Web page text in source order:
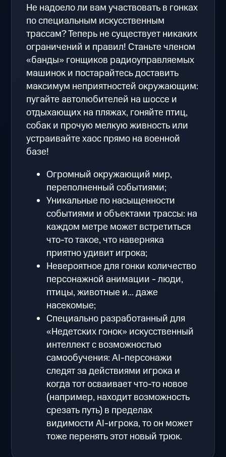
Не надоело ли вам участвовать в гонках
по специальным искусственным
трассам? Теперь не существует никаких
ограничений и правил! Станьте членом
«банды» гонщиков радиоуправляемых
машинок и постарайтесь доставить
максимум неприятностей окружающим:
пугайте автолюбителей на шоссе и
отдыхающих на пляжах, гоняйте птиц,
собак и прочую мелкую живность или
устраивайте хаос прямо на военной
базе!
Oгромный окружающий мир,
переполненный событиями;
Уникальные по насыщенности
событиями и объектами трассы: на
каждом метре может встретиться
что-то такое, что наверняка
приятно удивит игрока;
Невероятное для гонки количество
персонажной анимации - люди,
птицы, животные и... даже
насекомые;
Специально разработанный для
«Недетских гонок» искусственный
интеллект с возможностью
самообучения: AI-персонажи
следят за действиями игрока и
когда тот осваивает что-то новое
(например, находит возможность
срезать путь) в пределах
видимости AI-игрока, то он может
тоже перенять этот новый трюк.